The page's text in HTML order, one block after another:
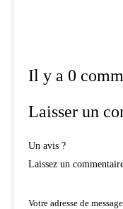
Il y a 0
Laisser un
Un avis ?
Laissez un
Votre adresse de